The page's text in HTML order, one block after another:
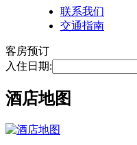
联系我们
交通指南
客房预订
入住日期:
酒店地图